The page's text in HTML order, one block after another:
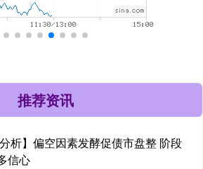
推荐资讯
析】偏空因素发酵促债市盘整 阶段
信心